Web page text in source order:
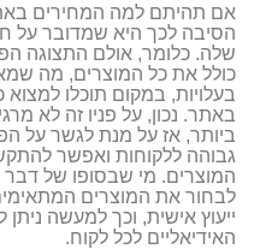
אם תהיתם למה המחירים באתר
הסיבה לכך היא שמדובר על
שלה. כלומר, אולם התצוגה
כולל את כל המוצרים, מה
בעלויות, במקום תוכלו
באתר. נכון, על פניו זה לא
ביותר, אז על מנת לגשר על
גבוהה ללקוחות ואפשר
המוצרים. מי שבסופו של דבר
לבחור את המוצרים
ייעוץ אישית, וכך למעשה
האידיאליים לכל לקוח.